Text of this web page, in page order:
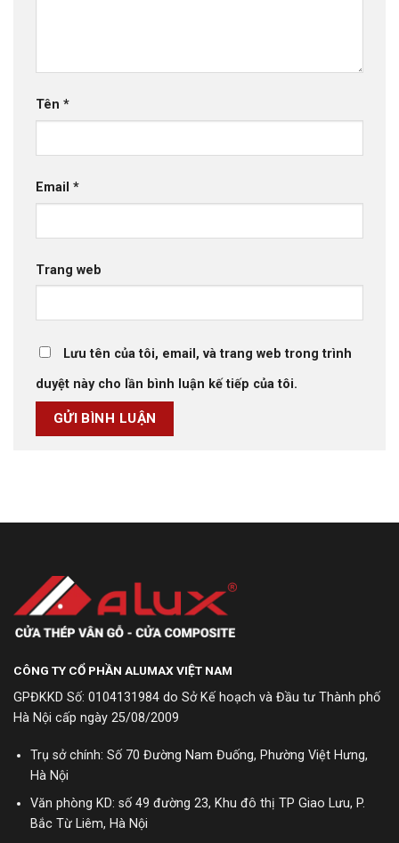
Tên *
Email *
Trang web
Lưu tên của tôi, email, và trang web trong trình
duyệt này cho lần bình luận kế tiếp của tôi.
CÔNG TY CỔ PHẦN ALUMAX VIỆT NAM
GPĐKKD Số: 0104131984 do Sở Kế hoạch và Đầu tư Thành phố
Hà Nội cấp ngày 25/08/2009
Trụ sở chính: Số 70 Đường Nam Đuống, Phường Việt Hưng,
Hà Nội
Văn phòng KD: số 49 đường 23, Khu đô thị TP Giao Lưu, P.
Bắc Từ Liêm, Hà Nội